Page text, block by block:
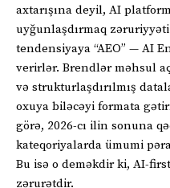
axtarışına deyil, AI
uyğunlaşdırmaq
tendensiyaya “AEO” — AI
verirlər. Brendlər məhsul
və strukturlaşdırılmış
oxuya biləcəyi formata
görə, 2026-cı ilin sonuna
kateqoriyalarda ümumi
Bu isə o deməkdir ki, AI-
zərurətdir.